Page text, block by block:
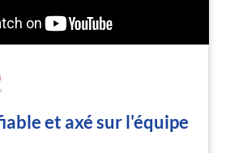
et axé sur l'équipe